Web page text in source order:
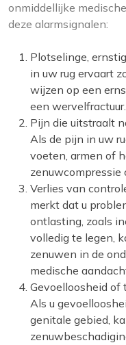
onmiddellijke
deze alarmsignalen:
Plotselinge,
in uw rug ervaart
wijzen op een
een wervelfractuur.
Pijn die uitstraalt
Als de pijn in uw
voeten, armen of
zenuwcompressie
Verlies van
merkt dat u
ontlasting, zoals
volledig te legen,
zenuwen in de
medische
Gevoelloosheid
Als u
genitale gebied,